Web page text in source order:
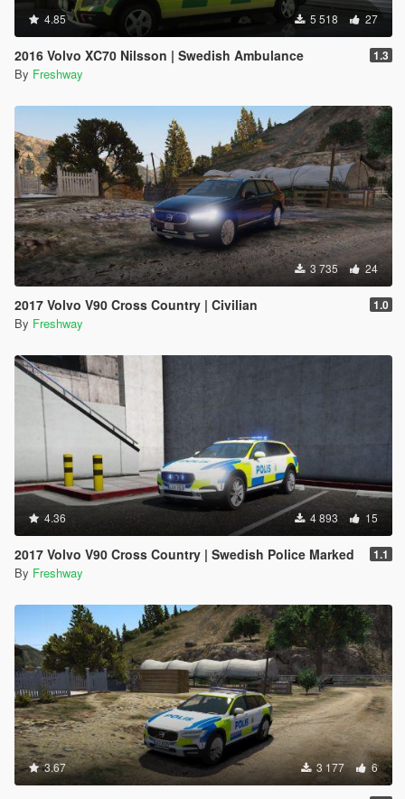
4.85 5 518 27
2016 Volvo XC70 Nilsson | Swedish Ambulance 1.3
By Freshway
3 735 24
2017 Volvo V90 Cross Country | Civilian 1.0
By Freshway
4.36 4 893 15
2017 Volvo V90 Cross Country | Swedish Police Marked 1.1
By Freshway
3.67 3 177 6